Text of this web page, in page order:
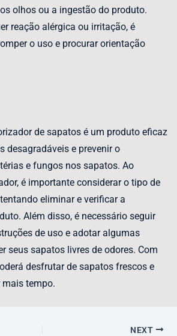
olhos ou a ingestão do produto.
reação alérgica ou irritação, é
o uso e procurar orientação
de sapatos é um produto eficaz
desagradáveis ​​e prevenir o
e fungos nos sapatos. Ao
é importante considerar o tipo de
eliminar e verificar a
Além disso, é necessário seguir
de uso e adotar algumas
seus sapatos livres de odores. Com
desfrutar de sapatos frescos e
mais tempo.
NEXT